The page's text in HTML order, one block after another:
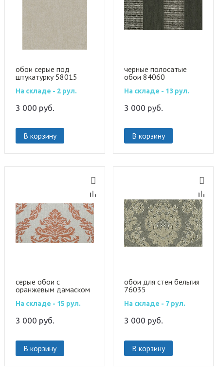
обои серые под
штукатурку 58015
На складе - 2 рул.
3 000 руб.
В корзину
черные полосатые
обои 84060
На складе - 13 рул.
3 000 руб.
В корзину
серые обои с
оранжевым дамаском
На складе - 15 рул.
3 000 руб.
В корзину
обои для стен бельгия
76035
На складе - 7 рул.
3 000 руб.
В корзину